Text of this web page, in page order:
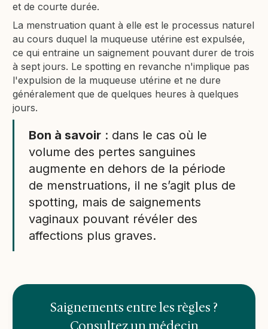
et de courte durée.
La menstruation quant à elle est le processus naturel
au cours duquel la muqueuse utérine est expulsée,
ce qui entraine un saignement pouvant durer de trois
à sept jours. Le spotting en revanche n'implique pas
l'expulsion de la muqueuse utérine et ne dure
généralement que de quelques heures à quelques
jours.
Bon à savoir : dans le cas où le
volume des pertes sanguines
augmente en dehors de la période
de menstruations, il ne s’agit plus de
spotting, mais de saignements
vaginaux pouvant révéler des
affections plus graves.
Saignements entre les règles ?